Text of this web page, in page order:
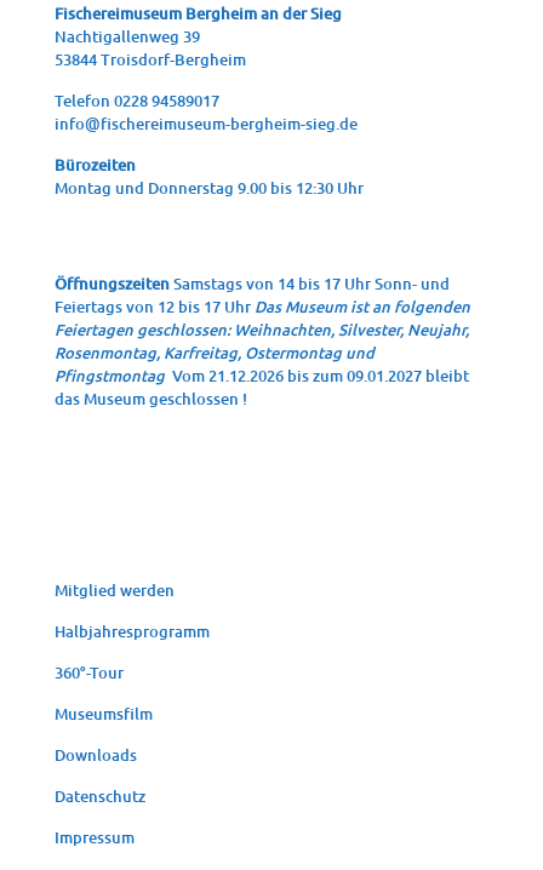
Fische­rei­mu­se­um Berg­heim an der Sieg
Nach­ti­gal­len­weg 39
53844 Troisdorf-Bergheim
Tele­fon 0228 94589017
info@fischereimuseum-bergheim-sieg.de
Büro­zei­ten
Mon­tag und Don­ners­tag 9.00 bis 12:30 Uhr
ÖffnungszeitenSamstags von 14 bis 17 Uhr Sonn- und
Feiertags von 12 bis 17 Uhr Das Museum ist an folgenden
Feiertagen geschlossen: Weihnachten, Silvester, Neujahr,
Rosenmontag, Karfreitag, Ostermontag und
Pfingstmontag Vom 21.12.2026 bis zum 09.01.2027 bleibt
das Museum geschlossen !
Mit­glied werden
Halb­jah­res­pro­gramm
360°-Tour
Muse­ums­film
Down­loads
Daten­schutz
Impres­sum